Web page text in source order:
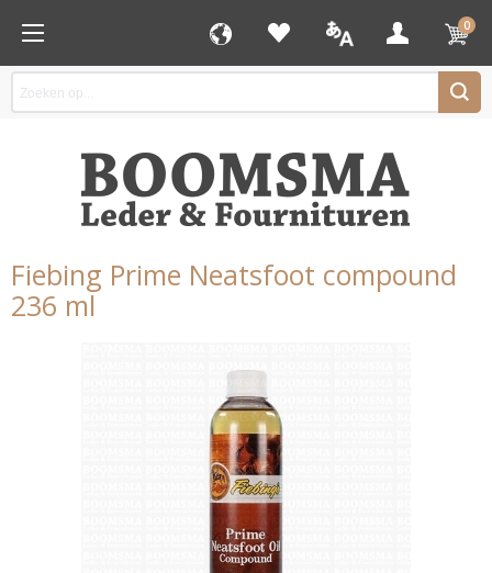
0
Fiebing Prime Neatsfoot compound
236 ml